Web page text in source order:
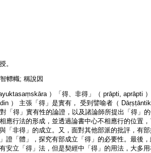
。
幖幟; 稱說因
）「得、非得」（ prāpti, aprāpti
） 主張「得」是實有， 受到譬喻者（
「得」實有性的論證，以及諸論師所提出「得」
應行法的形成，並透過論書中心不相應行的位置
「非得」的成立。又，面對其他部派的批評，有
證「體」，探究有部成立「得」的必要性。最後
安立「得」法，但是契經中「得」的用法，大多